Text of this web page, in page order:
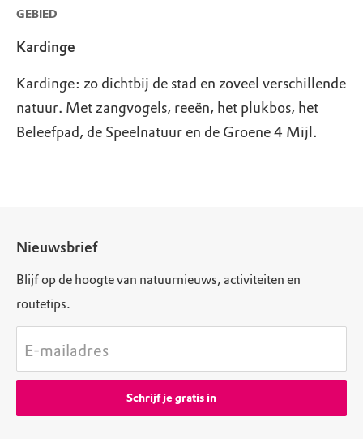
GEBIED
Kardinge
Kardinge: zo dichtbij de stad en zoveel verschillende
natuur. Met zangvogels, reeën, het plukbos, het
Beleefpad, de Speelnatuur en de Groene 4 Mijl.
Nieuwsbrief
Blijf op de hoogte van natuurnieuws, activiteiten en
routetips.
E-mailadres
Schrijf je gratis in